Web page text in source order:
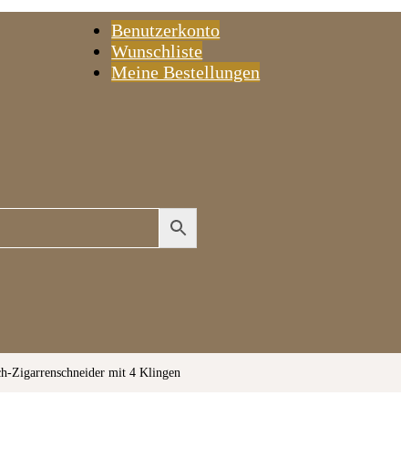
Benutzerkonto
Wunschliste
Meine Bestellungen
Zigarrenschneider mit 4 Klingen